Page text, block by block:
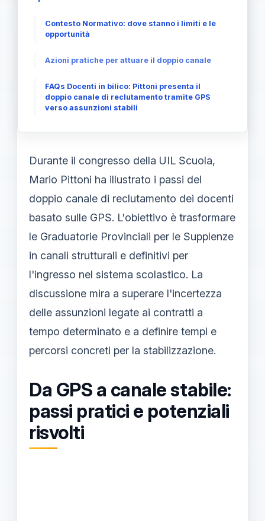
Contesto Normativo: dove stanno i limiti e le
opportunità
Azioni pratiche per attuare il doppio canale
FAQs Docenti in bilico: Pittoni presenta il
doppio canale di reclutamento tramite GPS
verso assunzioni stabili
Durante il congresso della UIL Scuola,
Mario Pittoni ha illustrato i passi del
doppio canale di reclutamento dei docenti
basato sulle GPS. L'obiettivo è trasformare
le Graduatorie Provinciali per le Supplenze
in canali strutturali e definitivi per
l'ingresso nel sistema scolastico. La
discussione mira a superare l'incertezza
delle assunzioni legate ai contratti a
tempo determinato e a definire tempi e
percorsi concreti per la stabilizzazione.
Da GPS a canale stabile:
passi pratici e potenziali
risvolti